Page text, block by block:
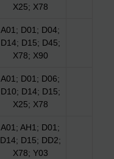
X25; X78
A01; D01; D04;
D14; D15; D45;
X78; X90
A01; D01; D06;
D10; D14; D15;
X25; X78
A01; AH1; D01;
D14; D15; DD2;
X78; Y03